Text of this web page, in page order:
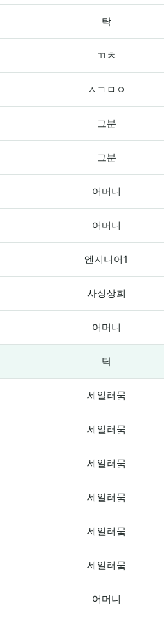
탁
ㄲㅊ
ㅅㄱㅁㅇ
그분
그분
어머니
어머니
엔지니어1
사싱상회
어머니
탁
세일러뭌
세일러뭌
세일러뭌
세일러뭌
세일러뭌
세일러뭌
어머니